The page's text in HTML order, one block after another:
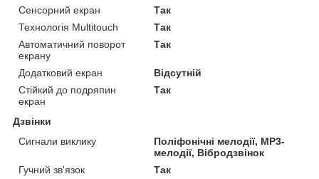
Сенсорний екран
Так
Технологія Multitouch
Так
Автоматичний поворот
екрану
Так
Додатковий екран
Відсутній
Стійкий до подряпин
екран
Так
Дзвінки
Сигнали виклику
Поліфонічні мелодії, MP3-
мелодії, Вібродзвінок
Гучний зв'язок
Так